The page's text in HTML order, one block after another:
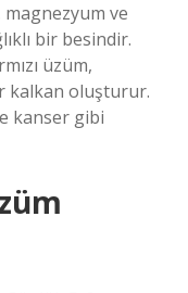
ve
bir besindir.
üzüm,
kalkan oluşturur.
kanser gibi